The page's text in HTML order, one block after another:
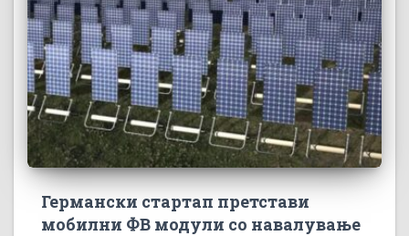
Германски стартап претстави
мобилни ФВ модули со навалување